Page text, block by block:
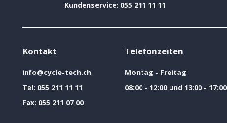
Kundenservice: 055 211 11 11
Kontakt
info@cycle-tech.ch
Tel: 055 211 11 11
Fax: 055 211 07 00
Telefonzeiten
Montag - Freitag
08:00 - 12:00 und 13:00 - 17:00